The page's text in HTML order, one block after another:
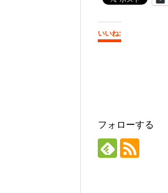
いいね:
フォローする